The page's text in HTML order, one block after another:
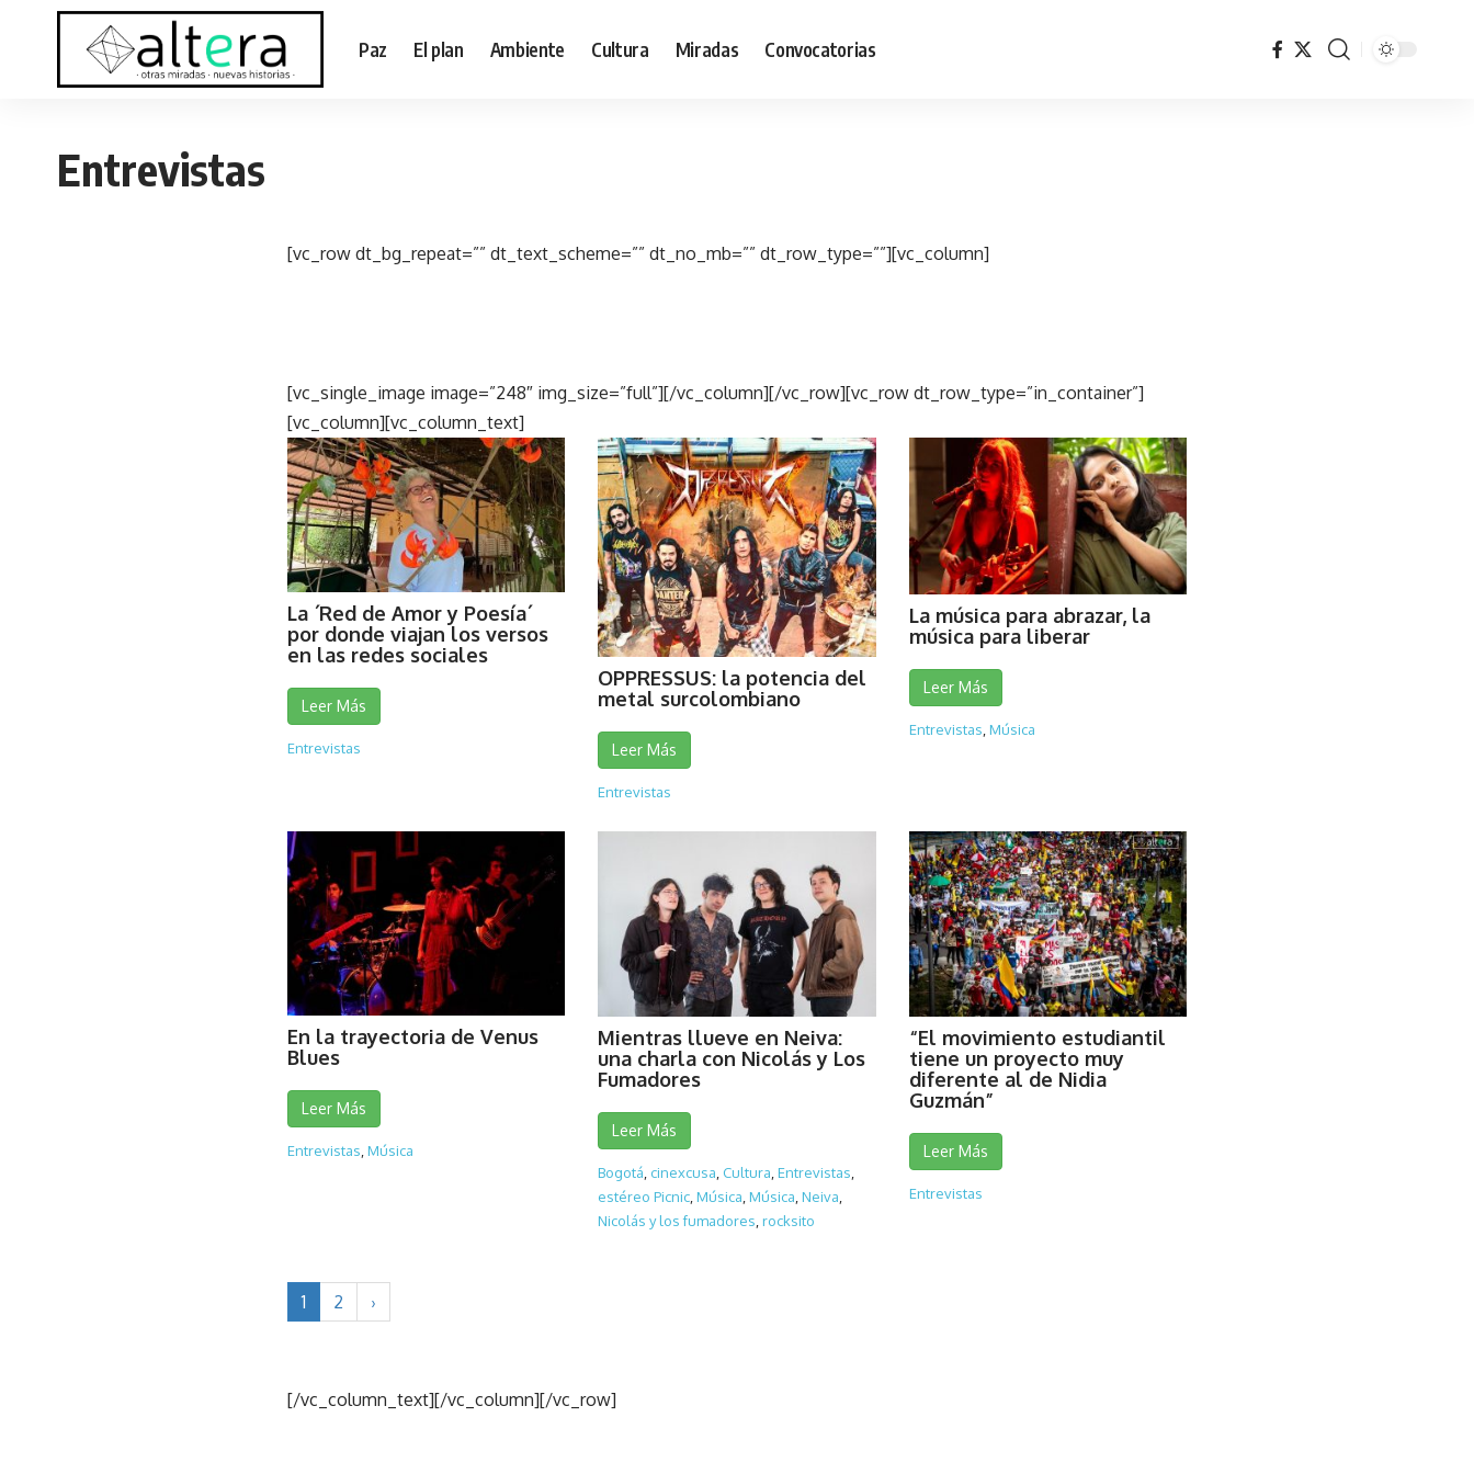
Paz El plan Ambiente Cultura Miradas Convocatorias
Entrevistas
[vc_row dt_bg_repeat=”” dt_text_scheme=”” dt_no_mb=”” dt_row_type=””][vc_column]
[vc_single_image image=”248″ img_size=”full”][/vc_column][/vc_row][vc_row dt_row_type=”in_container”]
[vc_column][vc_column_text]
La ´Red de Amor y Poesía´
por donde viajan los versos
en las redes sociales
Leer Más
Entrevistas
OPPRESSUS: la potencia del
metal surcolombiano
Leer Más
Entrevistas
La música para abrazar, la
música para liberar
Leer Más
Entrevistas Música
En la trayectoria de Venus
Blues
Leer Más
Entrevistas Música
Mientras llueve en Neiva:
una charla con Nicolás y Los
Fumadores
Leer Más
Bogotá cinexcusa Cultura ,Entrevistas
estéreo Picnic ,Música ,Música ,Neiva
Nicolás y los fumadores ,rocksito
“El movimiento estudiantil
tiene un proyecto muy
diferente al de Nidia
Guzmán”
Leer Más
Entrevistas
1 2 ›
[/vc_column_text][/vc_column][/vc_row]